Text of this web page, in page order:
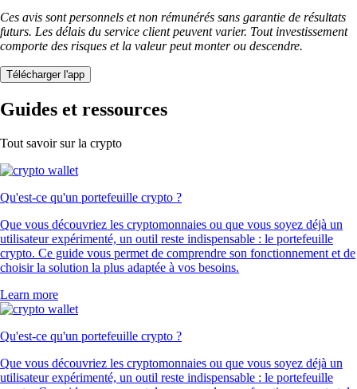
LTC$39.36+0.46%
XLM$0.139249
PEPE$0.000002-2.82%
POL$0.064758